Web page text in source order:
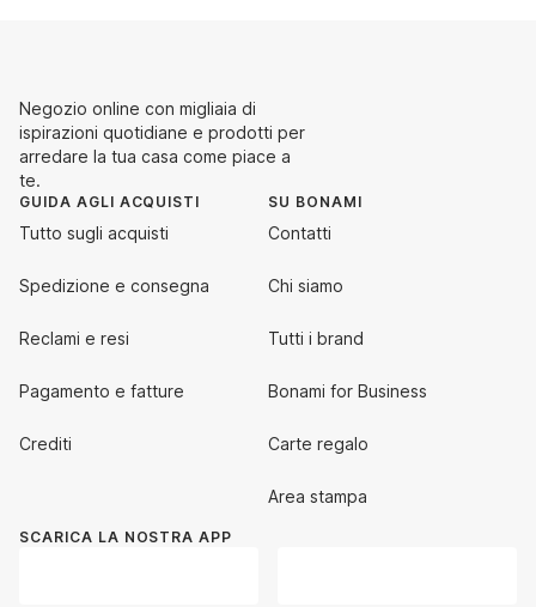
Negozio online con migliaia di
ispirazioni quotidiane e prodotti per
arredare la tua casa come piace a
te.
GUIDA AGLI ACQUISTI
Tutto sugli acquisti
Spedizione e consegna
Reclami e resi
Pagamento e fatture
Crediti
SU BONAMI
Contatti
Chi siamo
Tutti i brand
Bonami for Business
Carte regalo
Area stampa
SCARICA LA NOSTRA APP